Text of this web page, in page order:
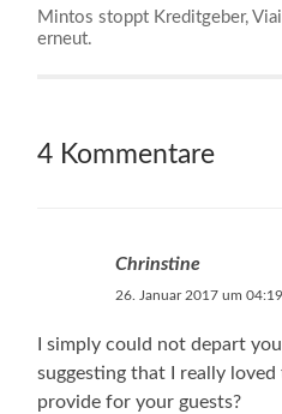
Mintos stoppt Kreditgeber,
erneut.
4 Kommentare
Chrinstine
26. Januar 2017 um
I simply could not depart
suggesting that I really
provide for your guests?